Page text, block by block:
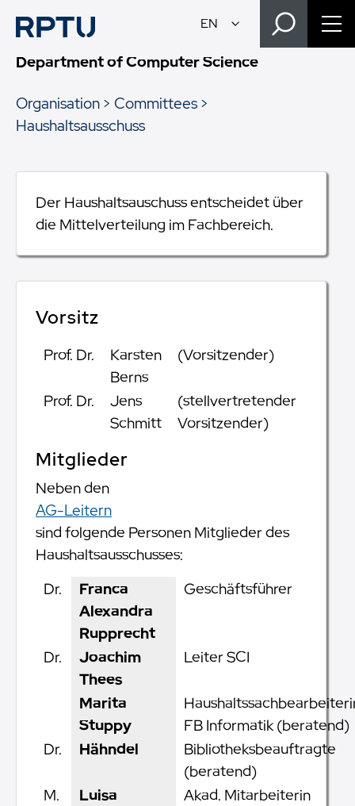
Department of Computer Science
Organisation
Committees
Haushaltsausschuss
Der Haushaltsauschuss entscheidet über
die Mittelverteilung im Fachbereich.
Vorsitz
Prof. Dr.
Karsten
Berns
(Vorsitzender)
Prof. Dr.
Jens
Schmitt
(stellvertretender
Vorsitzender)
Mitglieder
Neben den
AG-Leitern
sind folgende Personen Mitglieder des
Haushaltsausschusses:
Dr.
Franca
Alexandra
Rupprecht
Geschäftsführer
Dr.
Joachim
Thees
Leiter SCI
Marita
Stuppy
FB Informatik (beratend)
Dr.
Hähndel
Bibliotheksbeauftragte
(beratend)
M.
Luisa
Akad. Mitarbeiterin